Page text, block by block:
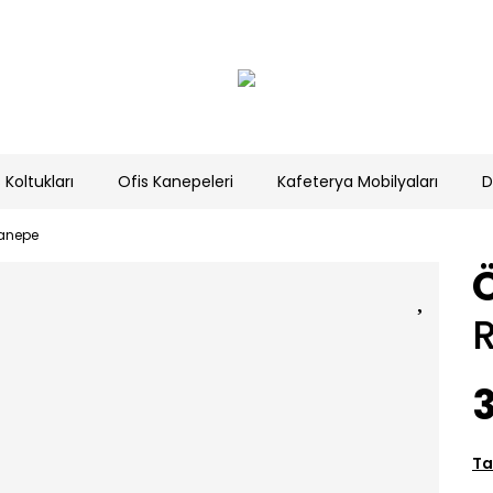
Ofis Kanepeleri Kafeterya Mobilyaları